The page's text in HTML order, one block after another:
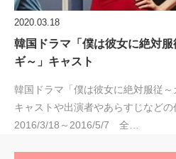
2020.03.18
韓国ドラマ「僕は彼女に絶対
ギ～」キャスト
韓国ドラマ「僕は彼女に絶対服従
キャストや出演者やあらすじなど
2016/3/18～2016/5/7 全…